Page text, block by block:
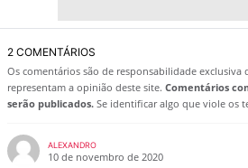
2 COMENTÁRIOS
Os comentários são de responsabilidade exclusiva
representam a opinião deste site. Comentários
serão publicados. Se identificar algo que viole os
ALEXANDRO
10 de novembro de 2020